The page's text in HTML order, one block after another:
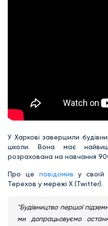
У Харкові завершили
школи. Вона має
розрахована на навчання
Про це повідомив у своїй
Терехов у мережі Х (Twitter).
"Будівництво першої
ми допрацьовуємо